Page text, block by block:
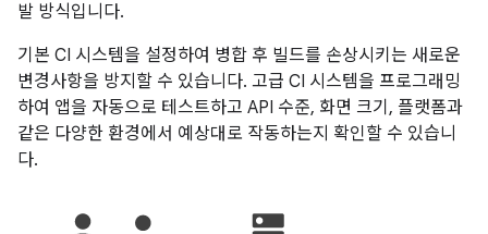
발 방식입니다.
기본 CI 시스템을 설정하여 병합 후 빌드를 손상시키는 새로운
변경사항을 방지할 수 있습니다. 고급 CI 시스템을 프로그래밍
하여 앱을 자동으로 테스트하고 API 수준, 화면 크기, 플랫폼과
같은 다양한 환경에서 예상대로 작동하는지 확인할 수 있습니
다.